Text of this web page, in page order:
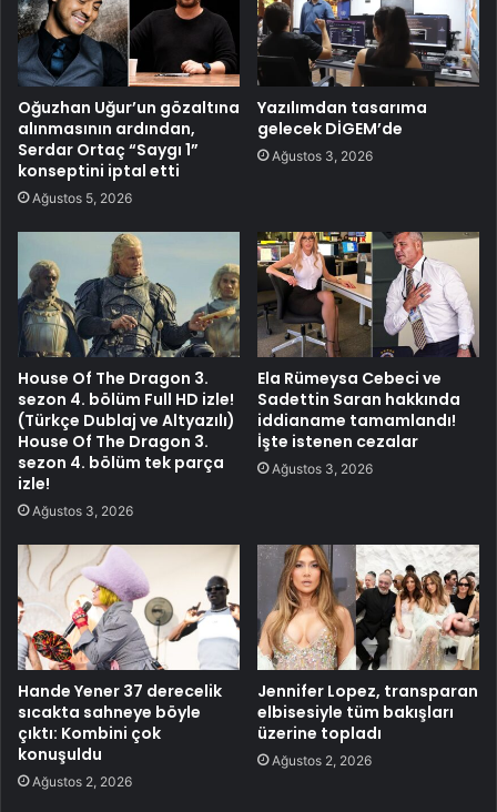
Oğuzhan Uğur’un gözaltına
alınmasının ardından,
Serdar Ortaç “Saygı 1”
konseptini iptal etti
Ağustos 5, 2026
Yazılımdan tasarıma
gelecek DİGEM’de
Ağustos 3, 2026
House Of The Dragon 3.
sezon 4. bölüm Full HD izle!
(Türkçe Dublaj ve Altyazılı)
House Of The Dragon 3.
sezon 4. bölüm tek parça
izle!
Ağustos 3, 2026
Ela Rümeysa Cebeci ve
Sadettin Saran hakkında
iddianame tamamlandı!
İşte istenen cezalar
Ağustos 3, 2026
Hande Yener 37 derecelik
sıcakta sahneye böyle
çıktı: Kombini çok
konuşuldu
Ağustos 2, 2026
Jennifer Lopez, transparan
elbisesiyle tüm bakışları
üzerine topladı
Ağustos 2, 2026